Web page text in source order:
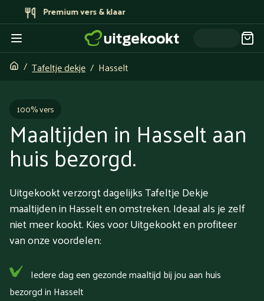
Bereid door topchefs
Tafeltje dekje Hasselt
100% vers
Maaltijden in Hasselt aan
huis bezorgd.
Uitgekookt verzorgt dagelijks Tafeltje Dekje
maaltijden in Hasselt en omstreken. Ideaal als je zelf
niet meer kookt. Kies voor Uitgekookt en profiteer
van onze voordelen:
Iedere dag een gezonde maaltijd bij jou aan huis
bezorgd in Hasselt